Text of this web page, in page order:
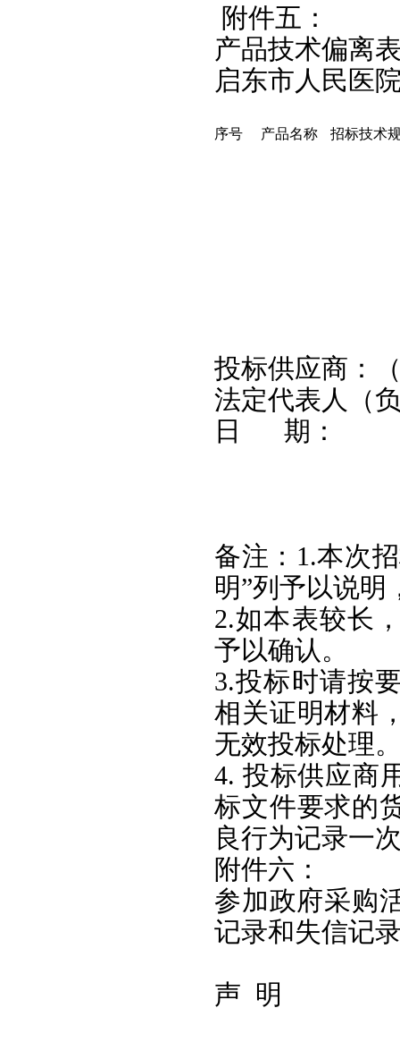
附件五：
产品技术偏离
启东市人民医
序号 产品名称 招标技术
投标供应
法定代表人（
日 期：
备注：1.本次
明”列予以说明
2.如本表较长
予以确认。
3.投标时请按
相关证明材料
无效投标处理
4. 投标供应商
标文件要求的
良行为记录一
附件六：
参加政府采购
记录和失信记
声 明